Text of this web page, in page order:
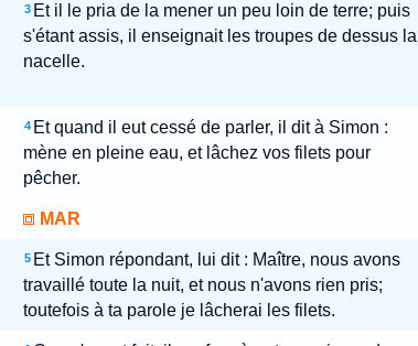
3 Et il le pria de la mener un peu loin de terre; puis
s'étant assis, il enseignait les troupes de dessus la
nacelle.
4 Et quand il eut cessé de parler, il dit à Simon :
mène en pleine eau, et lâchez vos filets pour
pêcher.
MAR
5 Et Simon répondant, lui dit : Maître, nous avons
travaillé toute la nuit, et nous n'avons rien pris;
toutefois à ta parole je lâcherai les filets.